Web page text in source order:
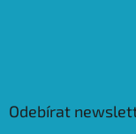
Odebírat